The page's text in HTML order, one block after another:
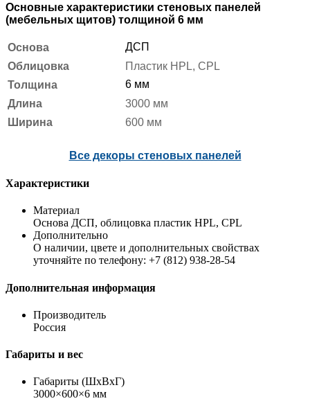
Основные характеристики стеновых панелей
(мебельных щитов) толщиной 6 мм
Основа
ДСП
Облицовка
Пластик HPL, CPL
Толщина
6 мм
Длина
3000 мм
Ширина
600 мм
Все декоры стеновых панелей
Характеристики
Материал
Основа ДСП, облицовка пластик HPL, CPL
Дополнительно
О наличии, цвете и дополнительных свойствах
уточняйте по телефону: +7 (812) 938-28-54
Дополнительная информация
Производитель
Россия
Габариты и вес
Габариты (ШхВхГ)
3000×600×6 мм